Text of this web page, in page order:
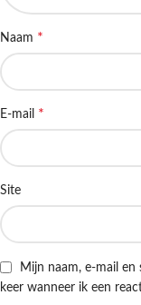
Naam *
E-mail *
Site
Mijn naam, e-mail en
keer wanneer ik een